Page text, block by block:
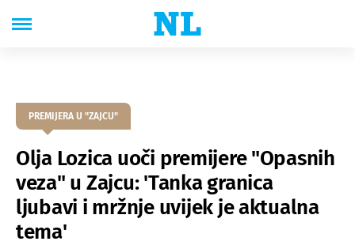
PREMIJERA U "ZAJCU"
Olja Lozica uoči premijere "Opasnih
veza" u Zajcu: 'Tanka granica
ljubavi i mržnje uvijek je aktualna
tema'